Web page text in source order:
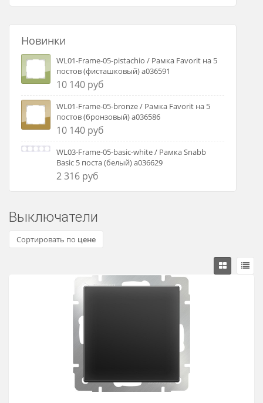
Новинки
WL01-Frame-05-pistachio / Рамка Favorit на 5
постов (фисташковый) a036591
10 140 руб
WL01-Frame-05-bronze / Рамка Favorit на 5
постов (бронзовый) a036586
10 140 руб
WL03-Frame-05-basic-white / Рамка Snabb
Basic 5 поста (белый) a036629
2 316 руб
Выключатели
Сортировать по цене